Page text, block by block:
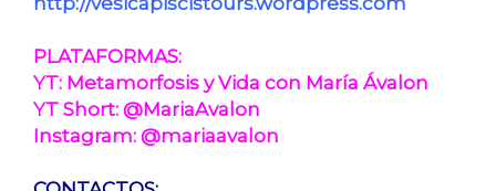
PLATAFORMAS:
YT: Metamorfosis y Vida con María Ávalon
YT Short: @MariaAvalon
Instagram: @mariaavalon